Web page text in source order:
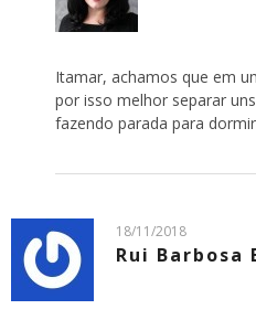
Itamar, achamos que em
por isso melhor separar
fazendo parada para
18/11/2018
Rui Barbosa